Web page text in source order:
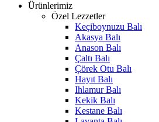
Ürünlerimiz
Özel Lezzetler
Keçiboynuzu Balı
Akasya Balı
Anason Balı
Çaltı Balı
Çörek Otu Balı
Hayıt Balı
Ihlamur Balı
Kekik Balı
Kestane Balı